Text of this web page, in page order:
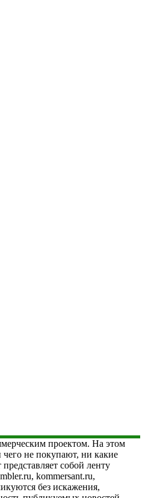
проектом. На этом
не покупают, ни какие
собой ленту
kommersant.ru,
без искажения,